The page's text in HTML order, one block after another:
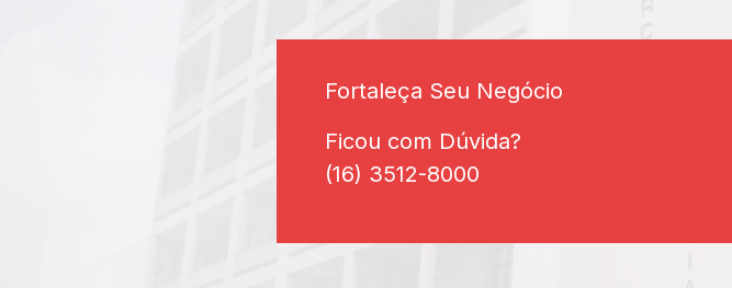
Fortaleça Seu Negócio
Ficou com Dúvida?
(16) 3512-8000